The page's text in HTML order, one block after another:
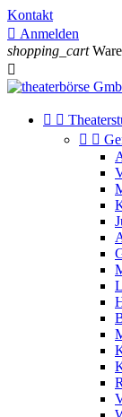
Kontakt
 Anmelden
shopping_cart

 
 